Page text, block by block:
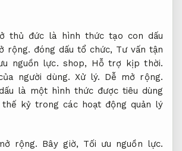
thủ đức là hình thức tạo con dấu
rộng. đóng dấu tổ chức, Tư vấn tận
nguồn lực. shop, Hỗ trợ kịp thời.
người dùng. Xử lý. Dễ mở rộng.
là một hình thức được tiêu dùng
kỷ trong các hoạt động quản lý
rộng. Bây giờ, Tối ưu nguồn lực.